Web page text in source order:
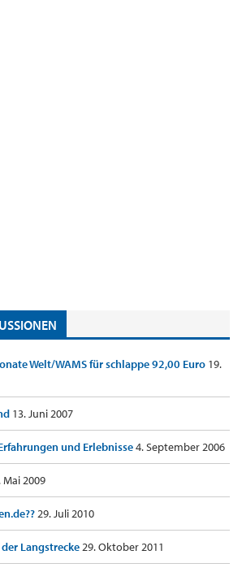
Welt/WAMS für schlappe 92,00 Euro 19.
13. Juni 2007
und Erlebnisse4. September 2006
Mai 2009
29. Juli 2010
Langstrecke29. Oktober 2011